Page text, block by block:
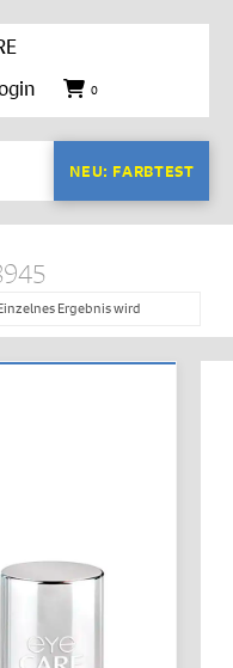
0
NEU: FARBTEST
Ergebnis wird